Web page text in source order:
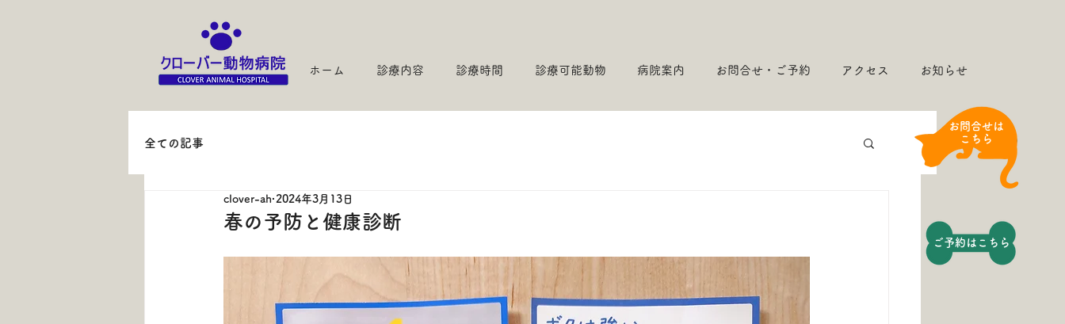
​お問合せは
こちら
​ご予約はこちら​
ホーム 診療内容 診療時間 診療可能動物 病院案内 お問合せ・ご予約 アクセス お知らせ
全ての記事
春の予防と健康診断
clover-ah 2024年3月13日